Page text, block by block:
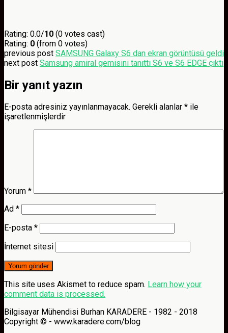
Rating: 0.0/10 (0 votes cast)
Rating: 0 (from 0 votes)
previous post SAMSUNG Galaxy S6 dan ekran görüntüsü geldi
next post Samsung amiral gemisini tanıttı S6 ve S6 EDGE çıktı
Bir yanıt yazın
E-posta adresiniz yayınlanmayacak. Gerekli alanlar * ile
işaretlenmişlerdir
Yorum *
Ad *
E-posta *
İnternet sitesi
This site uses Akismet to reduce spam. Learn how your
comment data is processed.
Bilgisayar Mühendisi Burhan KARADERE - 1982 - 2018
Copyright © - www.karadere.com/blog